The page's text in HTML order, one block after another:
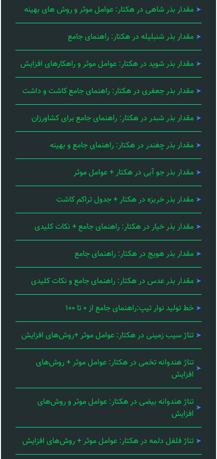
مقدار بذر شاهی در هکتار: عوامل موثر و روش های بهینه
مقدار بذر شنبلیله در هکتار: راهنمای جامع
مقدار بذر شوید در هکتار: عوامل موثر و راهکارهای افزایش
مقدار بذر جعفری در هکتار: راهنمای جامع کاشت و داشت
مقدار بذر شبدر در هکتار: راهنمای جامع برای کشاورزان
مقدار بذر چغندر در هکتار: راهنمای جامع و بهینه
مقدار بذر جو آبی در هکتار + عوامل موثر
مقدار بذر خربزه در هکتار + جدول تراکم کاشت
مقدار بذر خیار در هکتار: راهنمای جامع + نکات کلیدی
مقدار بذر هویج در هکتار: راهنمای جامع
مقدار بذر عدس در هکتار: راهنمای جامع و نکات کلیدی
خط تولید نوار تیپ:راهنمای جامع از ۰ تا ۱۰۰
تناژ سیب زمینی در هکتار: عوامل موثر +روش‌های افزایش
تناژ هندوانه تخمی در هکتار: عوامل موثر + روش‌های
افزایش
تناژ هندوانه بیضی در هکتار: عوامل موثر و روش‌های
افزایش
تناژ فلفل دلمه در هکتار: عوامل موثر + روش‌های افزایش